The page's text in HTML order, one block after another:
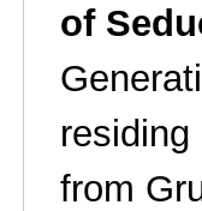
of
residing
from